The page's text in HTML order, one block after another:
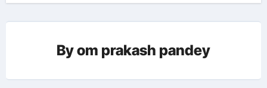
Byom prakash pandey